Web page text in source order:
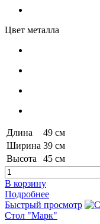
Цвет металла
Длина
49 см
Ширина 39 см
Высота
45 см
В корзину
Подробнее
Быстрый просмотр
Стол "Марк"